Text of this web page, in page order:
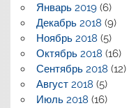
Январь 2019(6)
Декабрь 2018 (9)
Ноябрь 2018 (5)
Октябрь 2018 (16)
Сентябрь 2018 (12)
Август 2018 (5)
Июль 2018 (16)